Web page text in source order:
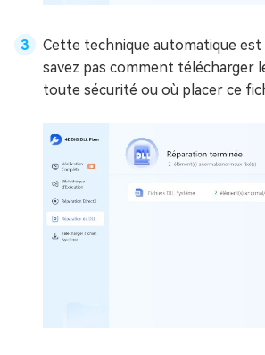
Cette technique automatique est
savez pas comment télécharger
toute sécurité ou où placer ce